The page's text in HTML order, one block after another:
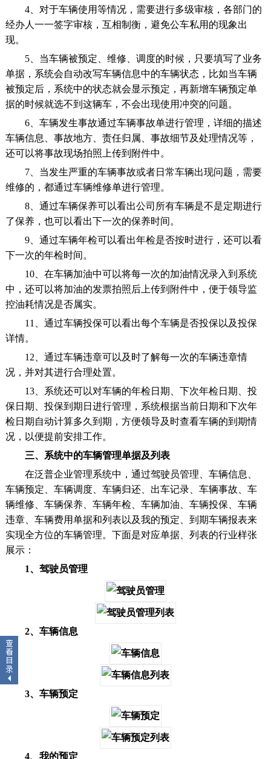
4、对于车辆使用等情况，需要进行多级审核，各部门的
经办人一一签字审核，互相制衡，避免公车私用的现象出
现。
5、当车辆被预定、维修、调度的时候，只要填写了业务
单据，系统会自动改写车辆信息中的车辆状态，比如当车辆
被预定后，系统中的状态就会显示预定，再新增车辆预定单
据的时候就选不到这辆车，不会出现使用冲突的问题。
6、车辆发生事故通过车辆事故单进行管理，详细的描述
车辆信息、事故地方、责任归属、事故细节及处理情况等，
还可以将事故现场拍照上传到附件中。
7、当发生严重的车辆事故或者日常车辆出现问题，需要
维修的，都通过车辆维修单进行管理。
8、通过车辆保养可以看出公司所有车辆是不是定期进行
了保养，也可以看出下一次的保养时间。
9、通过车辆年检可以看出年检是否按时进行，还可以看
下一次的年检时间。
10、在车辆加油中可以将每一次的加油情况录入到系统
中，还可以将加油的发票拍照后上传到附件中，便于领导监
控油耗情况是否属实。
11、通过车辆投保可以看出每个车辆是否投保以及投保
详情。
12、通过车辆违章可以及时了解每一次的车辆违章情
况，并对其进行合理处置。
13、系统还可以对车辆的年检日期、下次年检日期、投
保日期、投保到期日进行管理，系统根据当前日期和下次年
检日期自动计算多久到期，方便领导及时查看车辆的到期情
况，以便提前安排工作。
三、系统中的车辆管理单据及列表
在泛普企业管理系统中，通过驾驶员管理、车辆信息、
车辆预定、车辆调度、车辆归还、出车记录、车辆事故、车
辆维修、车辆保养、车辆年检、车辆加油、车辆投保、车辆
违章、车辆费用单据和列表以及我的预定、到期车辆报表来
实现全方位的车辆管理。下面是对应单据、列表的行业样张
展示：
1、驾驶员管理
2、车辆信息
3、车辆预定
4、我的预定